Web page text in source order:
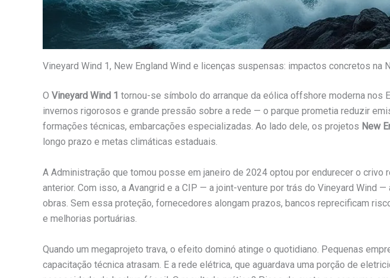
Vineyard Wind 1, New England Wind e licenças suspensas: impactos concretos na
O Vineyard Wind 1 tornou-se símbolo do arranque da eólica offshore moderna nos
invernos rigorosos e grande pressão sobre a rede — o parque prometia reduzir
formações técnicas, embarcações especializadas. Ao lado dele, os projetos New
longo prazo e metas climáticas estaduais.
A Administração que tomou posse em janeiro de 2024 optou por endurecer o
anterior. Com isso, a Avangrid e a CIP — a joint-venture por trás do Vineyard Wind
obras. Sem essa proteção, fornecedores alongam prazos, bancos reprecificam
e melhorias portuárias.
Quando um megaprojeto trava, o efeito dominó atinge o quotidiano. Pequenas
capacitação técnica atrasam. E a rede elétrica, que aguardava uma porção de